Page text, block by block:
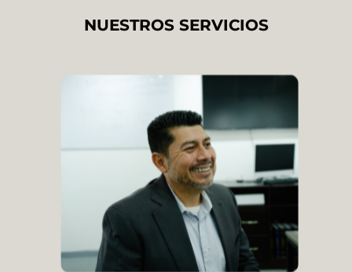
NUESTROS SERVICIOS